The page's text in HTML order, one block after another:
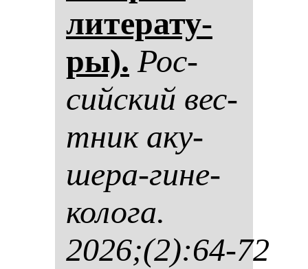
ли­те­ра­ту­
ры). Рос­
сий­ский вес­
тник аку­
ше­ра-ги­не­
ко­ло­га.
2026;(2):64-72